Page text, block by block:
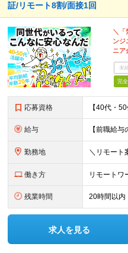
証/リモート8割/面接1回
＼「
ンジ
ニア
未
完
応募資格
給与
勤務地
働き方 リモートワ
残業時間 20時間以内
求人を見る